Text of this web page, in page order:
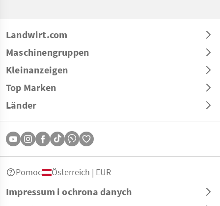
Landwirt.com
Maschinengruppen
Kleinanzeigen
Top Marken
Länder
Impressum i ochrona danych
Pomoc Österreich | EUR